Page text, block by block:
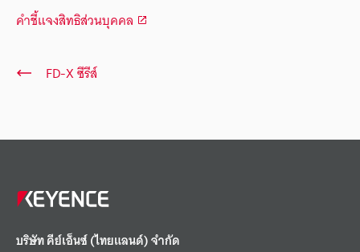
คำชี้แจงสิทธิส่วนบุคคล
FD-X ซีรีส์
บริษัท คีย์เอ็นซ์ (ไทยแลนด์) จำกัด